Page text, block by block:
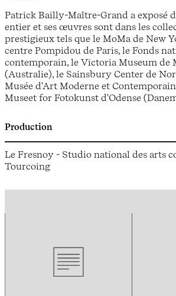
Patrick Bailly-Maître-Grand a exposé
entier et ses œuvres sont dans les
prestigieux tels que le MoMa de New
centre Pompidou de Paris, le Fonds
contemporain, le Victoria Museum de
(Australie), le Sainsbury Center de
Musée d'Art Moderne et
Museet for Fotokunst d'Odense
Production
Le Fresnoy - Studio national des arts
Tourcoing